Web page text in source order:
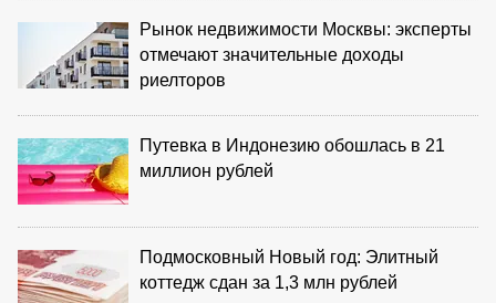
Рынок недвижимости Москвы: эксперты
отмечают значительные доходы
риелторов
Путевка в Индонезию обошлась в 21
миллион рублей
Подмосковный Новый год: Элитный
коттедж сдан за 1,3 млн рублей